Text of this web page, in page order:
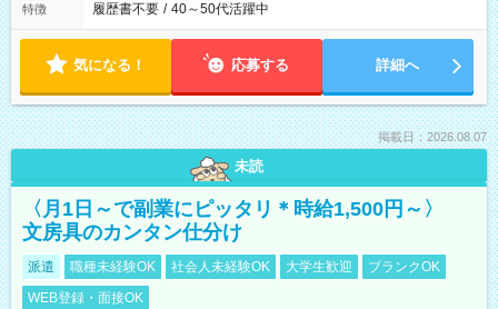
特徴 履歴書不要 / 40～50代活躍中
気になる！ 応募する 詳細へ
掲載日：2026.08.07
未読
〈月1日～で副業にピッタリ＊時給1,500円～〉
文房具のカンタン仕分け
派遣 職種未経験OK 社会人未経験OK 大学生歓迎
ブランクOK
WEB登録・面接OK